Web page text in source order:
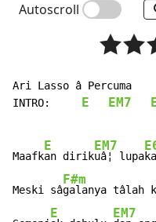
Autoscroll
Ari Lasso â Percuma
INTRO:
E EM7
Maafk
E
an dirik
EM7
uâ¦ lupa
Meski sâ
F#m
galanya
E EM7